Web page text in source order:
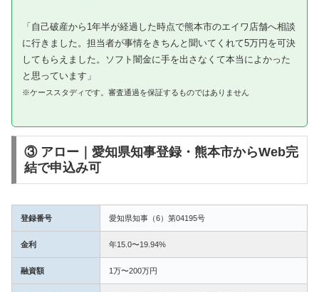
「自己破産から1年半が経過した時点で熊本市のエイワ店舗へ相談
に行きました。担当者が事情をきちんと聞いてくれて5万円を可決
してもらえました。ソフト闇金に手を出さなくて本当によかった
と思っています」
※ケーススタディです。審査通過を保証するものではありません
③ アロー｜愛知県知事登録・熊本市からWeb完
結で申込み可
登録番号 愛知県知事（6）第04195号
金利 年15.0〜19.94%
融資額 1万〜200万円